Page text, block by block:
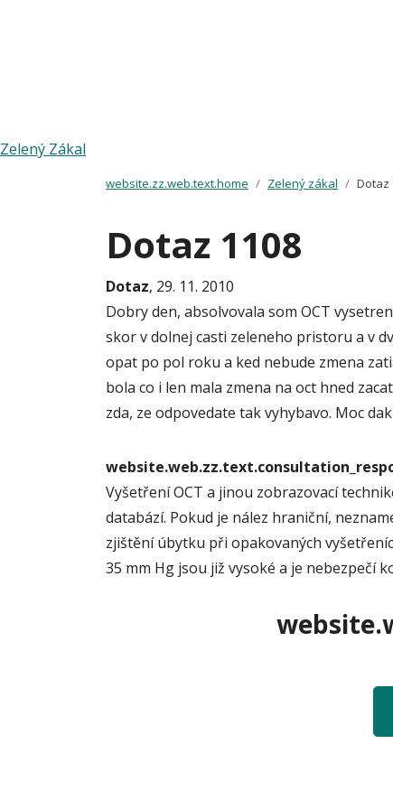
Zelený Zákal
website.zz.web.text.home Zelený zákal Dotaz
Dotaz 1108
Dotaz, 29. 11. 2010
Dobry den, absolvovala som OCT
skor v dolnej casti zeleneho pristoru a v
opat po pol roku a ked nebude zmena
bola co i len mala zmena na oct hned
zda, ze odpovedate tak vyhybavo. Moc
Vyšetření OCT a jinou zobrazovací
databází. Pokud je nález hraniční,
zjištění úbytku při opakovaných
35 mm Hg jsou již vysoké a je nebezpečí